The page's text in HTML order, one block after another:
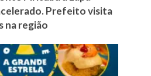
Prefeito visita
na região